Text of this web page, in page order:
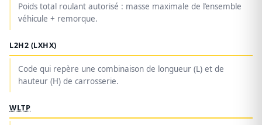
Poids total roulant autorisé : masse maximale de l’ensemble
véhicule + remorque.
L2H2 (LXHX)
Code qui repère une combinaison de longueur (L) et de
hauteur (H) de carrosserie.
WLTP